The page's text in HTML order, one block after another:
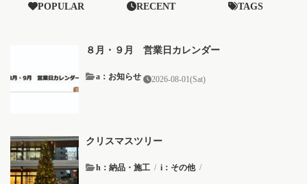
POPULAR RECENT TAGS
８月・９月 営業日カレンダー
a：お知らせ 2026-08-01(Sat)
クリスマスツリー
h：納品・施工 / i：その他 /